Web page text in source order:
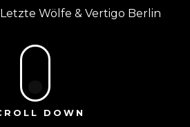
Letzte Wölfe & Vertigo Berlin